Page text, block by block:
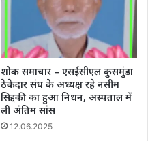
शोक समाचार – एसईसीएल कुसमुंडा
ठेकेदार संघ के अध्यक्ष रहे नसीम
सिद्दकी का हुआ निधन, अस्पताल में
ली अंतिम सांस
12.06.2025